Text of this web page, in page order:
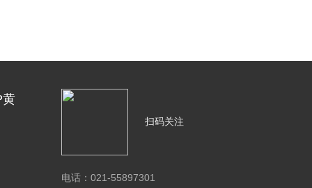
黄
扫码关注
电话：021-55897301